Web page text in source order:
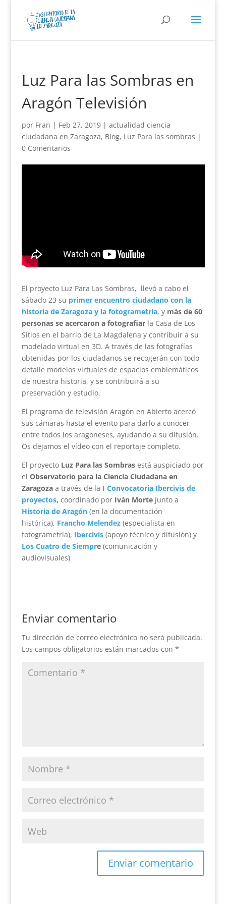
Luz Para las Sombras en
Aragón Televisión
por Fran | Feb 27, 2019| actualidad ciencia
ciudadana en Zaragoza, Blog, Luz Para las sombras |
0 Comentarios
El proyecto Luz Para Las Sombras, llevó a cabo el
sábado 23 su primer encuentro ciudadano con la
historia de Zaragoza y la fotogrametría, y más de 60
personas se acercaron a fotografiarla Casa de Los
Sitios en el barrio de La Magdalena y contribuir a su
modelado virtual en 3D. A través de las fotografías
obtenidas por los ciudadanos se recogerán con todo
detalle modelos virtuales de espacios emblemáticos
de nuestra historia, y se contribuirá a su
preservación y estudio.
El programa de televisión Aragón en Abierto acercó
sus cámaras hasta el evento para darlo a conocer
entre todos los aragoneses, ayudando a su difusión.
Os dejamos el vídeo con el reportaje completo.
El proyecto Luz Para las Sombrasestá auspiciado por
el Observatorio para la Ciencia Ciudadana en
Zaragozaa través de la I Convocatoria Ibercivis de
proyectos, coordinado por Iván Mortejunto a
Historia de Aragón(en la documentación
histórica), Francho Melendez (especialista en
fotogrametría), Ibercivis(apoyo técnico y difusión) y
Los Cuatro de Siempre(comunicación y
audiovisuales)
Enviar comentario
Tu dirección de correo electrónico no será publicada.
Los campos obligatorios están marcados con *